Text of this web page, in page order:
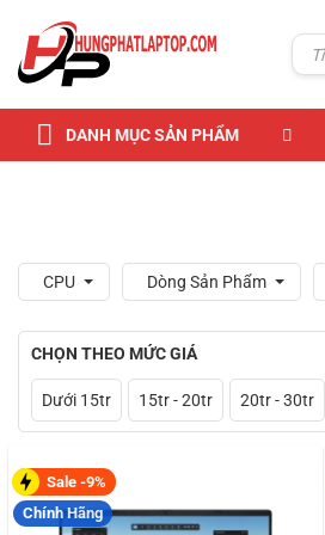
content
Tìm
kiếm:
DANH MỤC SẢN PHẨM
CPU Dòng Sản Phẩm
CHỌN THEO MỨC GIÁ
Dưới 15tr 15tr - 20tr 20tr - 30tr
Sale -9%
Chính Hãng